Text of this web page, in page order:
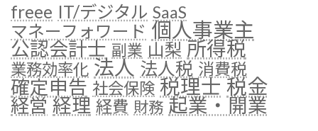
freee IT/デジタル SaaS
マネーフォワード 個人事業主
公認会計士 副業 山梨 所得税
業務効率化 法人 法人税 消費税
確定申告 社会保険 税理士 税金
経営 経理 経費 財務 起業・開業